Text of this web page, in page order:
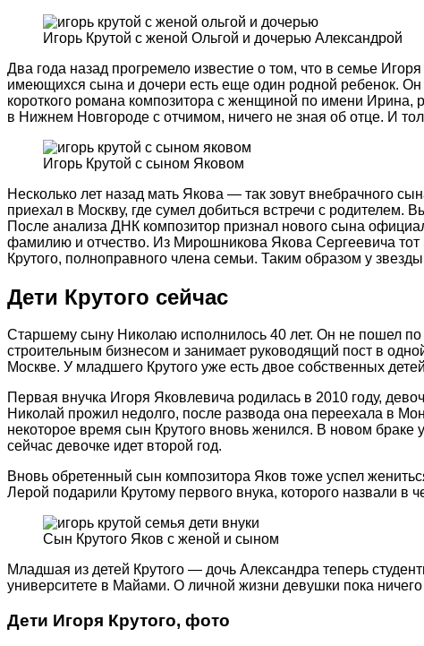
Игорь Крутой с женой Ольгой и дочерью Александрой
Два года назад прогремело известие о том, что в семье
имеющихся сына и дочери есть еще один родной ребенок. Он
короткого романа композитора с женщиной по имени
в Нижнем Новгороде с отчимом, ничего не зная об отце. И
Игорь Крутой с сыном Яковом
Несколько лет назад мать Якова — так зовут внебрачного
приехал в Москву, где сумел добиться встречи с родителем.
После анализа ДНК композитор признал нового сына
фамилию и отчество. Из Мирошникова Якова Сергеевича тот
Крутого, полноправного члена семьи. Таким образом у
Дети Крутого сейчас
Старшему сыну Николаю исполнилось 40 лет. Он не пошел по
строительным бизнесом и занимает руководящий пост в
Москве. У младшего Крутого уже есть двое собственных
Первая внучка Игоря Яковлевича родилась в 2010 году,
Николай прожил недолго, после развода она переехала в
некоторое время сын Крутого вновь женился. В новом браке
сейчас девочке идет второй год.
Вновь обретенный сын композитора Яков тоже успел
Лерой подарили Крутому первого внука, которого назвали в
Сын Крутого Яков с женой и сыном
Младшая из детей Крутого — дочь Александра теперь
университете в Майами. О личной жизни девушки пока ничего
Дети Игоря Крутого, фото